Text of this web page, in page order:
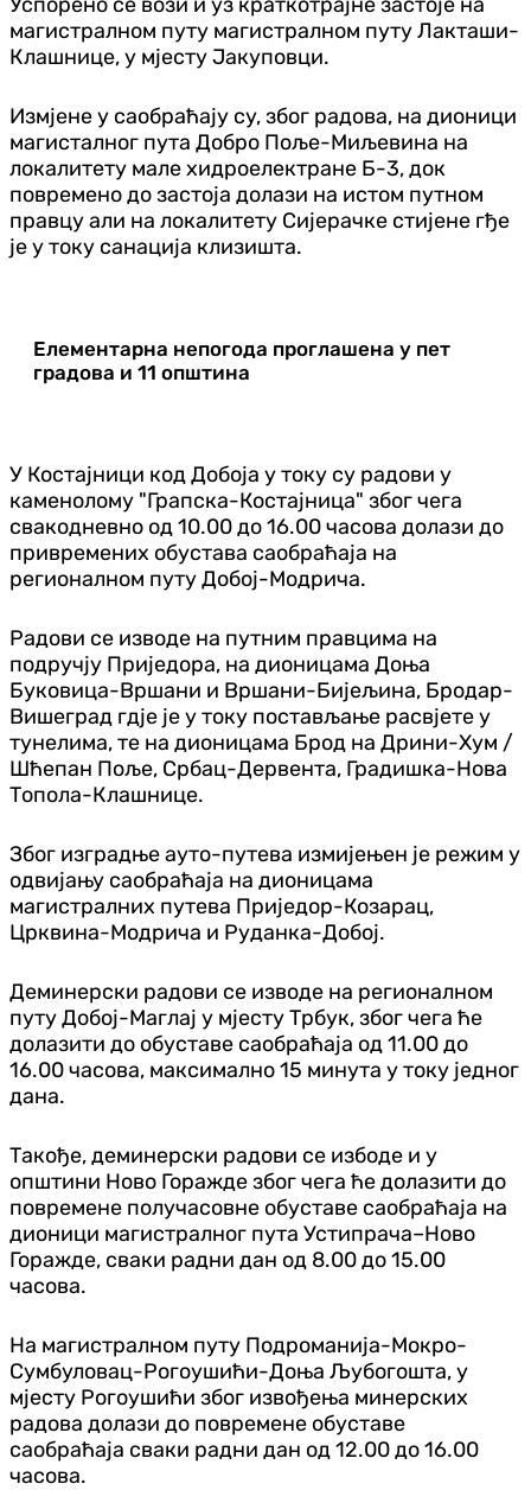
магистралном путу магистралном путу Лакташи-
Клашнице, у мјесту Јакуповци.
Измјене у саобраћају су, због радова, на дионици
магисталног пута Добро Поље-Миљевина на
локалитету мале хидроелектране Б-3, док
повремено до застоја долази на истом путном
правцу али на локалитету Сијерачке стијене гђе
је у току санација клизишта.
Елементарна непогода проглашена у пет
градова и 11 општина
У Костајници код Добоја у току су радови у
каменолому "Грапска-Костајница" због чега
свакодневно од 10.00 до 16.00 часова долази до
привремених обустава саобраћаја на
регионалном путу Добој-Модрича.
Радови се изводе на путним правцима на
подручју Приједора, на дионицама Доња
Буковица-Вршани и Вршани-Бијељина, Бродар-
Вишеград гдје је у току постављање расвјете у
тунелима, те на дионицама Брод на Дрини-Хум /
Шћепан Поље, Србац-Дервента, Градишка-Нова
Топола-Клашнице.
Због изградње ауто-путева измијењен је режим у
одвијању саобраћаја на дионицама
магистралних путева Приједор-Козарац,
Црквина-Модрича и Руданка-Добој.
Деминерски радови се изводе на регионалном
путу Добој-Маглај у мјесту Трбук, због чега ће
долазити до обуставе саобраћаја од 11.00 до
16.00 часова, максимално 15 минута у току једног
дана.
Такође, деминерски радови се избоде и у
општини Ново Горажде због чега ће долазити до
повремене получасовне обуставе саобраћаја на
дионици магистралног пута Устипрача–Ново
Горажде, сваки радни дан од 8.00 до 15.00
часова.
На магистралном путу Подроманија-Мокро-
Сумбуловац-Рогоушићи-Доња Љубогошта, у
мјесту Рогоушићи због извођења минерских
радова долази до повремене обуставе
саобраћаја сваки радни дан од 12.00 до 16.00
часова.